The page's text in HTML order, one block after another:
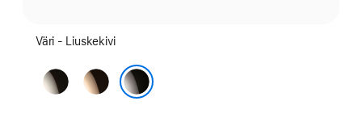
Väri - Liuske­kivi
Luonnon­­
vaalea
Kulta